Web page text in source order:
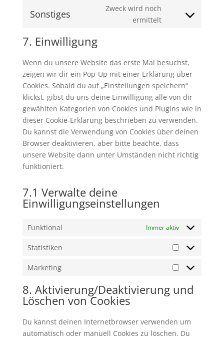
service
Sonstiges
Zweck wird noch
ermittelt
Consent
7. Einwilligung
Wenn du unsere Website das erste Mal besuchst,
zeigen wir dir ein Pop-Up mit einer Erklärung über
Cookies. Sobald du auf „Einstellungen speichern“
klickst, gibst du uns deine Einwilligung alle von dir
gewählten Kategorien von Cookies und Plugins wie in
dieser Cookie-Erklärung beschrieben zu verwenden.
Du kannst die Verwendung von Cookies über deinen
Browser deaktivieren, aber bitte beachte, dass
unsere Website dann unter Umständen nicht richtig
funktioniert.
7.1 Verwalte deine
Einwilligungseinstellungen
Funktional Immer aktiv
Statistiken
Statistiken
Marketing
Marketing
8. Aktivierung/Deaktivierung und
Löschen von Cookies
Du kannst deinen Internetbrowser verwenden um
automatisch oder manuell Cookies zu löschen. Du